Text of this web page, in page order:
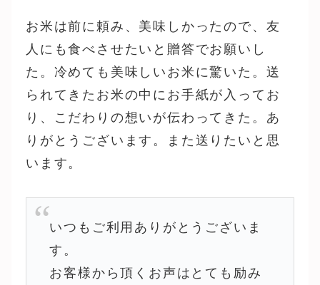
お米は前に頼み、美味しかったので、友
人にも食べさせたいと贈答でお願いし
た。冷めても美味しいお米に驚いた。送
られてきたお米の中にお手紙が入ってお
り、こだわりの想いが伝わってきた。あ
りがとうございます。また送りたいと思
います。
いつもご利用ありがとうございま
す。
お客様から頂くお声はとても励み